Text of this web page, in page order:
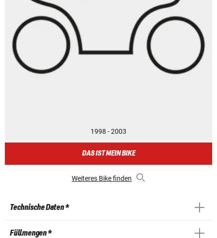
1998 - 2003
DAS IST MEIN BIKE
Weiteres Bike finden
Technische Daten *
Füllmengen *